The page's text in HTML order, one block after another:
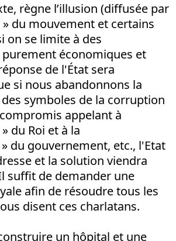
règne l’illusion (diffusée par
du mouvement et certains
on se limite à des
économiques et
de l'État sera
si nous abandonnons la
symboles de la corruption
appelant à
du Roi et à la
du gouvernement, etc., l'Etat
et la solution viendra
suffit de demander une
afin de résoudre tous les
disent ces charlatans.
un hôpital et une